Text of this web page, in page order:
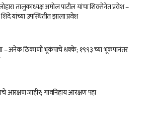
तालुकाध्यक्ष अमोल पाटील यांचा शिवसेनेत प्रवेश –
यांच्या उपस्थितीत झाला प्रवेश
– अनेक ठिकाणी भूकंपाचे धक्के; १९९३ च्या भूकंपानंतर
आरक्षण जाहीर; गावनिहाय आरक्षण पहा